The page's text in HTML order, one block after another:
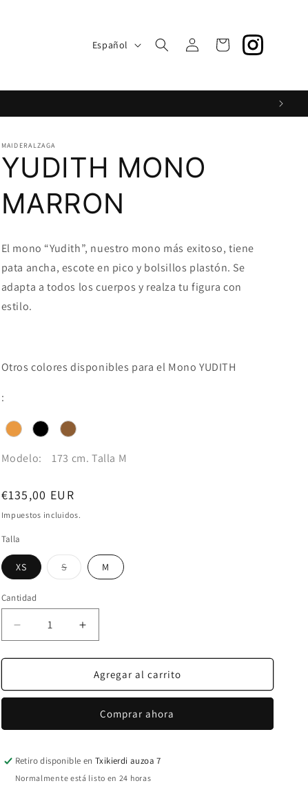
Español
Iniciar
sesión
Carrito
MAIDERALZAGA
YUDITH MONO
MARRON
El mono “Yudith”, nuestro mono más exitoso, tiene
pata ancha, escote en pico y bolsillos plastón. Se
adapta a todos los cuerpos y realza tu figura con
estilo.
Otros colores disponibles para el Mono YUDITH
:
Modelo: 173 cm. Talla M
Precio
habitual
€135,00 EUR
Impuestos incluidos.
Talla
XS SVariante
agotada
M
Cantidad
Reducir
cantidad
para
MONO
Aumentar
cantidad
para
YUDITH
MONO
Agregar al carrito
Comprar ahora
Retiro disponible en Txikierdi auzoa 7
Normalmente está listo en 24 horas